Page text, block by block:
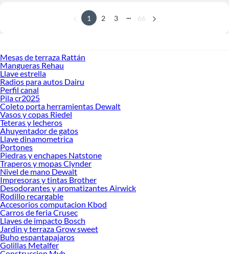
1 2 3 ... 66
Mesas de terraza Rattán
Mangueras Rehau
Llave estrella
Radios para autos Dairu
Perfil canal
Pila cr2025
Coleto porta herramientas Dewalt
Vasos y copas Riedel
Teteras y lecheros
Ahuyentador de gatos
Llave dinamometrica
Portones
Piedras y enchapes Natstone
Traperos y mopas Clynder
Nivel de mano Dewalt
Impresoras y tintas Brother
Desodorantes y aromatizantes Airwick
Rodillo recargable
Accesorios computacion Kbod
Carros de feria Crusec
Llaves de impacto Bosch
Jardin y terraza Grow sweet
Buho espantapajaros
Golillas Metalfer